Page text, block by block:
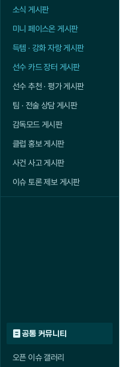
소식 게시판
미니 페이스온 게시판
득템 · 강화 자랑 게시판
선수 카드 장터 게시판
선수 추천 · 평가 게시판
팀 · 전술 상담 게시판
감독모드 게시판
클럽 홍보 게시판
사건 사고 게시판
이슈 토론 제보 게시판
공통 커뮤니티
오픈 이슈 갤러리